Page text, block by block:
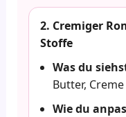
2. Cremiger
Stoffe
Was du
Butter,
Wie du